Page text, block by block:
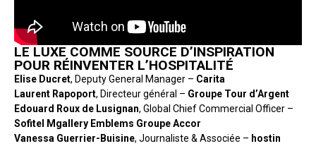
LE LUXE COMME SOURCE D’INSPIRATION
POUR RÉINVENTER L’HOSPITALITÉ
Elise Ducret, Deputy General Manager – Carita
Laurent Rapoport, Directeur général – Groupe Tour d’Argent
Edouard Roux de Lusignan, Global Chief Commercial Officer –
Sofitel Mgallery Emblems Groupe Accor
Vanessa Guerrier-Buisine, Journaliste & Associée – hostin